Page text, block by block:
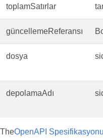
toplamSatırlar
güncellemeReferansı
dosya
depolamaAdı
TheOpenAPI Spesifikasyonu